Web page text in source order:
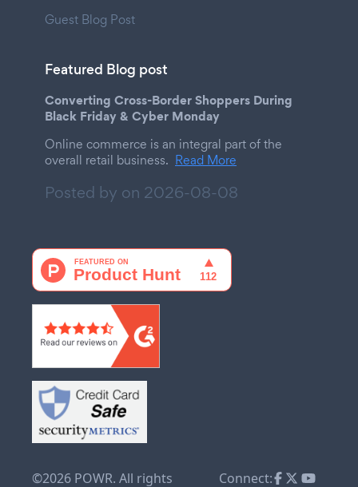
Guest Blog Post
Featured Blog post
Converting Cross-Border Shoppers During
Black Friday & Cyber Monday
Online commerce is an integral part of the
overall retail business. Read More
Posted by on 2026-08-08
©2026 POWR. All rights Connect: